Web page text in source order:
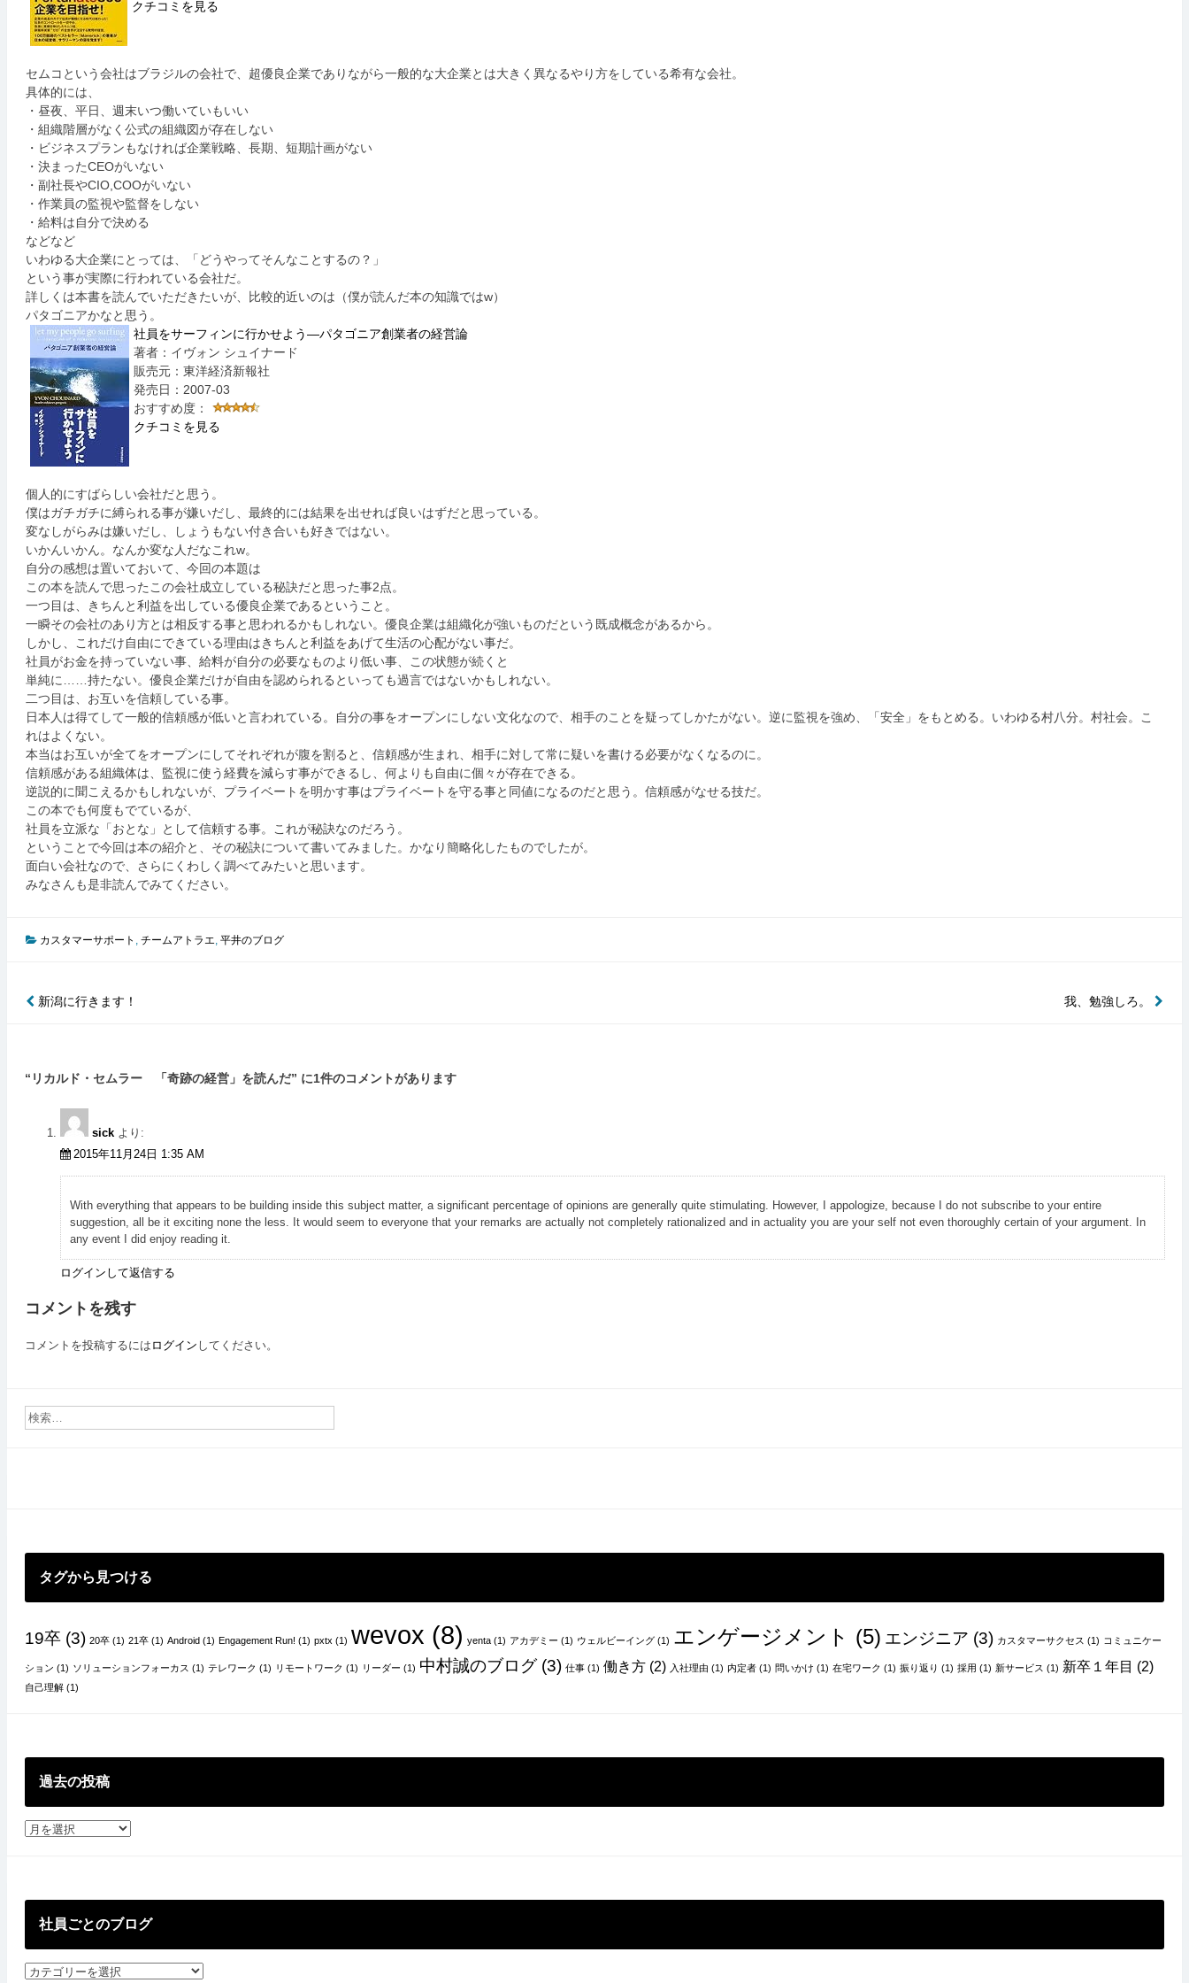
クチコミを見る
セムコという会社はブラジルの会社で、超優良企業でありながら一般的な大企業とは大きく異なるやり方をしている希有な会社。
具体的には、
・昼夜、平日、週末いつ働いていもいい
・組織階層がなく公式の組織図が存在しない
・ビジネスプランもなければ企業戦略、長期、短期計画がない
・決まったCEOがいない
・副社長やCIO,COOがいない
・作業員の監視や監督をしない
・給料は自分で決める
などなど
いわゆる大企業にとっては、「どうやってそんなことするの？」
という事が実際に行われている会社だ。
詳しくは本書を読んでいただきたいが、比較的近いのは（僕が読んだ本の知識ではw）
パタゴニアかなと思う。
社員をサーフィンに行かせよう―パタゴニア創業者の経営論
著者：イヴォン シュイナード
販売元：東洋経済新報社
発売日：2007-03
おすすめ度：
クチコミを見る
個人的にすばらしい会社だと思う。
僕はガチガチに縛られる事が嫌いだし、最終的には結果を出せれば良いはずだと思っている。
変なしがらみは嫌いだし、しょうもない付き合いも好きではない。
いかんいかん。なんか変な人だなこれw。
自分の感想は置いておいて、今回の本題は
この本を読んで思ったこの会社成立している秘訣だと思った事2点。
一つ目は、きちんと利益を出している優良企業であるということ。
一瞬その会社のあり方とは相反する事と思われるかもしれない。優良企業は組織化が強いものだという既成概念があるから。
しかし、これだけ自由にできている理由はきちんと利益をあげて生活の心配がない事だ。
社員がお金を持っていない事、給料が自分の必要なものより低い事、この状態が続くと
単純に……持たない。優良企業だけが自由を認められるといっても過言ではないかもしれない。
二つ目は、お互いを信頼している事。
日本人は得てして一般的信頼感が低いと言われている。自分の事をオープンにしない文化なので、相手のことを疑ってしかたがない。逆に監視を強め、「安全」をもとめる。いわゆる村八分。村社会。こ
れはよくない。
本当はお互いが全てをオープンにしてそれぞれが腹を割ると、信頼感が生まれ、相手に対して常に疑いを書ける必要がなくなるのに。
信頼感がある組織体は、監視に使う経費を減らす事ができるし、何よりも自由に個々が存在できる。
逆説的に聞こえるかもしれないが、プライベートを明かす事はプライベートを守る事と同値になるのだと思う。信頼感がなせる技だ。
この本でも何度もでているが、
社員を立派な「おとな」として信頼する事。これが秘訣なのだろう。
ということで今回は本の紹介と、その秘訣について書いてみました。かなり簡略化したものでしたが。
面白い会社なので、さらにくわしく調べてみたいと思います。
みなさんも是非読んでみてください。
カスタマーサポート , チームアトラエ, 平井のブログ
投
ビ
新潟に行きます！ 我、勉強しろ。
“ リカルド・セムラー 「奇跡の経営」を読んだ” に1件のコメントがあります
sick より:
2015年11月24日 1:35 AM
With everything that appears to be building inside this subject matter, a significant percentage of opinions are generally quite stimulating. However, I appologize, because I do not subscribe to your entire
suggestion, all be it exciting none the less. It would seem to everyone that your remarks are actually not completely rationalized and in actuality you are your self not even thoroughly certain of your argument. In
any event I did enjoy reading it.
ログインして返信する
コメントを残す
コメントを投稿するには ログイン してください。
タグから見つける
19卒(3) 20卒(1) 21卒(1) Android (1) Engagement Run! (1) pxtx (1) wevox (8) yenta(1) アカデミー (1) ウェルビーイング(1) エンゲージメント (5) エンジニア (3) カスタマーサクセス (1) コミュニケー
ション (1) ソリューションフォーカス (1) テレワーク (1) リモートワーク (1) リーダー (1) 中村誠のブログ(3) 仕事(1) 働き方(2) 入社理由 (1) 内定者(1) 問いかけ (1) 在宅ワーク (1) 振り返り (1) 採用 (1) 新サービス (1) 新卒１年目 (2)
自己理解(1)
過去の投稿
過
社員ごとのブログ
社